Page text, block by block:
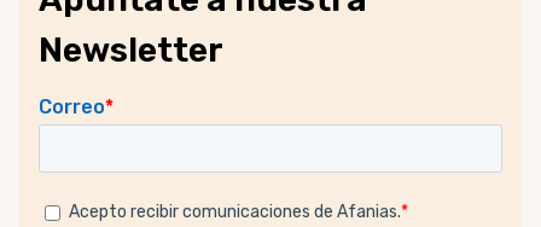
Newsletter